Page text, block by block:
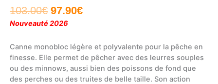
103.00€ Le
prix
était :
103.00€.
97.90€Le
est :
97.90€.
Nouveauté 2026
Canne monobloc légère et polyvalente pour la pêche en
finesse. Elle permet de pêcher avec des leurres souples
ou des minnows, aussi bien des poissons de fond que
des perches ou des truites de belle taille. Son action